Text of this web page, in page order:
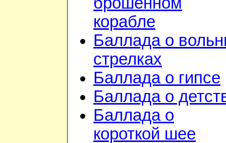
корабле
Баллада о
стрелках
Баллада о гипсе
Баллада о
Баллада о
короткой шее